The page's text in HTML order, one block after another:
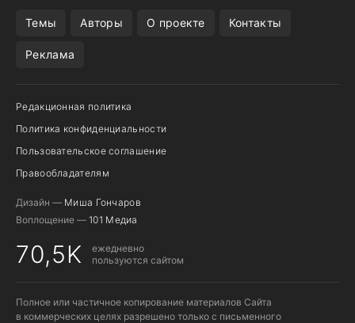
Темы Авторы О проекте Контакты
Реклама
Редакционная политика
Политика конфиденциальности
Пользовательское соглашение
Правообладателям
Дизайн — Миша Гончаров
Воплощение — 101 Медиа
70,5K
ежедневно
пользуются сайтом
Полное или частичное копирование материалов Сайта
в коммерческих целях разрешено только с письменного